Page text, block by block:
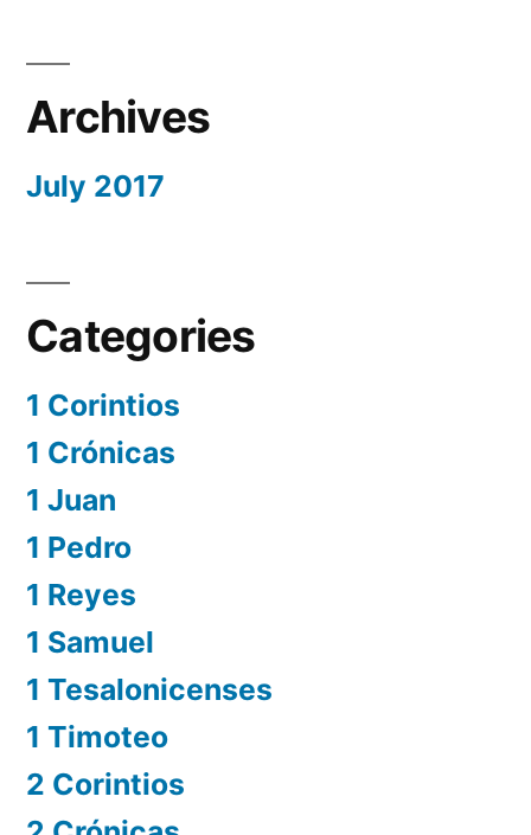
Archives
July 2017
Categories
1 Corintios
1 Crónicas
1 Juan
1 Pedro
1 Reyes
1 Samuel
1 Tesalonicenses
1 Timoteo
2 Corintios